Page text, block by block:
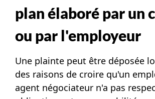
plan élaboré par un
ou par l'employeur
Une plainte peut être déposée
des raisons de croire qu'un
agent négociateur n'a pas